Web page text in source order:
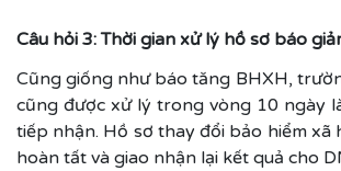
Câu hỏi 3: Thời gian xử lý hồ sơ báo
Cũng giống như báo tăng BHXH,
cũng được xử lý trong vòng 10 ngày
tiếp nhận. Hồ sơ thay đổi bảo hiểm xã
hoàn tất và giao nhận lại kết quả cho